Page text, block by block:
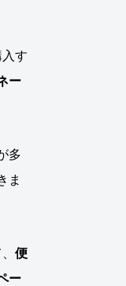
す
ー
多
ま
、便
ー